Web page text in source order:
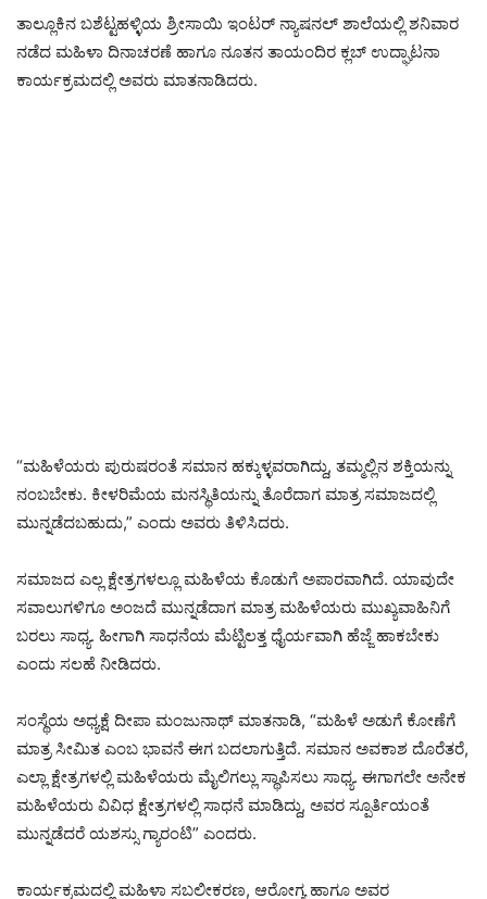
ತಾಲ್ಲೂಕಿನ ಬಶೆಟ್ಟಹಳ್ಳಿಯ ಶ್ರೀಸಾಯಿ ಇಂಟರ್ ನ್ಯಾಷನಲ್ ಶಾಲೆಯಲ್ಲಿ ಶನಿವಾರ
ನಡೆದ ಮಹಿಳಾ ದಿನಾಚರಣೆ ಹಾಗೂ ನೂತನ ತಾಯಂದಿರ ಕ್ಲಬ್ ಉದ್ಘಾಟನಾ
ಕಾರ್ಯಕ್ರಮದಲ್ಲಿ ಅವರು ಮಾತನಾಡಿದರು.
“ಮಹಿಳೆಯರು ಪುರುಷರಂತೆ ಸಮಾನ ಹಕ್ಕುಳ್ಳವರಾಗಿದ್ದು, ತಮ್ಮಲ್ಲಿನ ಶಕ್ತಿಯನ್ನು
ನಂಬಬೇಕು. ಕೀಳರಿಮೆಯ ಮನಸ್ಥಿತಿಯನ್ನು ತೊರೆದಾಗ ಮಾತ್ರ ಸಮಾಜದಲ್ಲಿ
ಮುನ್ನಡೆದಬಹುದು,” ಎಂದು ಅವರು ತಿಳಿಸಿದರು.
ಸಮಾಜದ ಎಲ್ಲ ಕ್ಷೇತ್ರಗಳಲ್ಲೂ ಮಹಿಳೆಯ ಕೊಡುಗೆ ಅಪಾರವಾಗಿದೆ. ಯಾವುದೇ
ಸವಾಲುಗಳಿಗೂ ಅಂಜದೆ ಮುನ್ನಡೆದಾಗ ಮಾತ್ರ ಮಹಿಳೆಯರು ಮುಖ್ಯವಾಹಿನಿಗೆ
ಬರಲು ಸಾಧ್ಯ. ಹೀಗಾಗಿ ಸಾಧನೆಯ ಮೆಟ್ಟಿಲತ್ತ ಧೈರ್ಯವಾಗಿ ಹೆಜ್ಜೆ ಹಾಕಬೇಕು
ಎಂದು ಸಲಹೆ ನೀಡಿದರು.
ಸಂಸ್ಥೆಯ ಅಧ್ಯಕ್ಷೆ ದೀಪಾ ಮಂಜುನಾಥ್ ಮಾತನಾಡಿ, “ಮಹಿಳೆ ಅಡುಗೆ ಕೋಣೆಗೆ
ಮಾತ್ರ ಸೀಮಿತ ಎಂಬ ಭಾವನೆ ಈಗ ಬದಲಾಗುತ್ತಿದೆ. ಸಮಾನ ಅವಕಾಶ ದೊರೆತರೆ,
ಎಲ್ಲಾ ಕ್ಷೇತ್ರಗಳಲ್ಲಿ ಮಹಿಳೆಯರು ಮೈಲಿಗಲ್ಲು ಸ್ಥಾಪಿಸಲು ಸಾಧ್ಯ. ಈಗಾಗಲೇ ಅನೇಕ
ಮಹಿಳೆಯರು ವಿವಿಧ ಕ್ಷೇತ್ರಗಳಲ್ಲಿ ಸಾಧನೆ ಮಾಡಿದ್ದು, ಅವರ ಸ್ಪೂರ್ತಿಯಂತೆ
ಮುನ್ನಡೆದರೆ ಯಶಸ್ಸು ಗ್ಯಾರಂಟಿ” ಎಂದರು.
ಕಾರ್ಯಕ್ರಮದಲ್ಲಿ ಮಹಿಳಾ ಸಬಲೀಕರಣ, ಆರೋಗ್ಯ ಹಾಗೂ ಅವರ